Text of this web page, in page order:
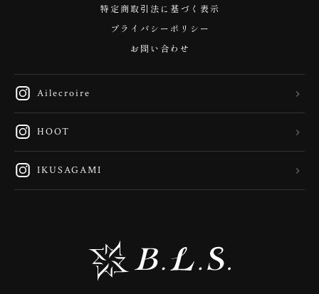
特定商取引法に基づく表示
プライバシーポリシー
お問い合わせ
Ailecroire
HOOT
IKUSAGAMI